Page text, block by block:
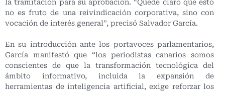
la tramitación para su aprobación. “Quede claro que esto
no es fruto de una reivindicación corporativa, sino con
vocación de interés general”, precisó Salvador García.
En su introducción ante los portavoces parlamentarios,
García manifestó que “los periodistas canarios somos
conscientes de que la transformación tecnológica del
ámbito informativo, incluida la expansión de
herramientas de inteligencia artificial, exige reforzar los